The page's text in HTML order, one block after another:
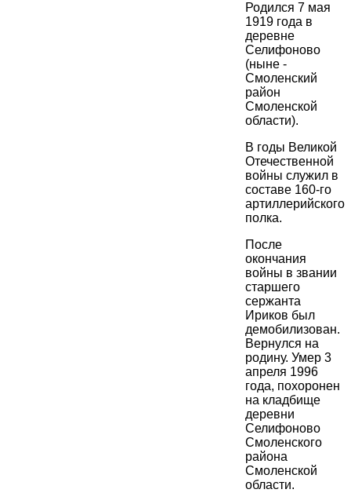
Родился 7 мая
1919 года в
деревне
Селифоново
(ныне -
Смоленский
район
Смоленской
области).
В годы Великой
Отечественной
войны служил в
составе 160-го
артиллерийского
полка.
После
окончания
войны в звании
старшего
сержанта
Ириков был
демобилизован.
Вернулся на
родину. Умер 3
апреля 1996
года, похоронен
на кладбище
деревни
Селифоново
Смоленского
района
Смоленской
области.